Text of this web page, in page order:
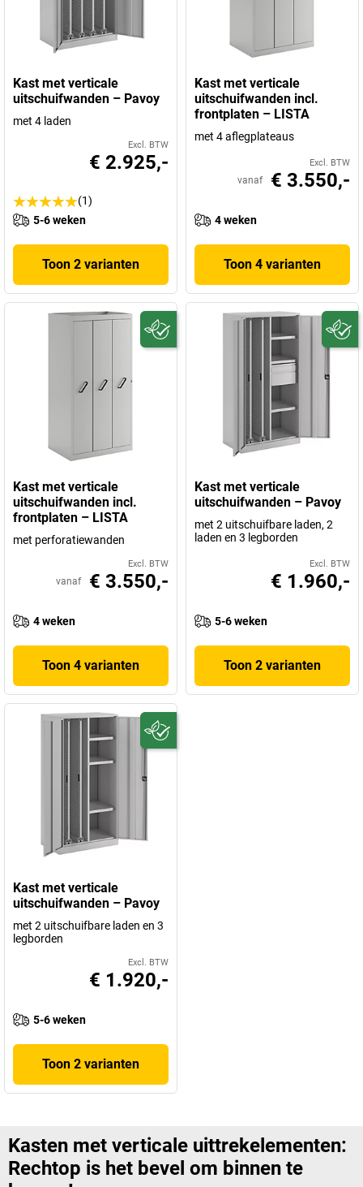
Kast met verticale
uitschuifwanden – Pavoy
met 4 laden
Excl. BTW
€ 2.925,-
(1)
5-6 weken
Toon 2 varianten
Kast met verticale
uitschuifwanden incl.
frontplaten – LISTA
met 4 aflegplateaus
Excl. BTW
vanaf € 3.550,-
4 weken
Toon 4 varianten
Kast met verticale
uitschuifwanden incl.
frontplaten – LISTA
met perforatiewanden
Excl. BTW
vanaf € 3.550,-
4 weken
Toon 4 varianten
Kast met verticale
uitschuifwanden – Pavoy
met 2 uitschuifbare laden, 2
laden en 3 legborden
Excl. BTW
€ 1.960,-
5-6 weken
Toon 2 varianten
Kast met verticale
uitschuifwanden – Pavoy
met 2 uitschuifbare laden en 3
legborden
Excl. BTW
€ 1.920,-
5-6 weken
Toon 2 varianten
Kasten met verticale uittrekelementen:
Rechtop is het bevel om binnen te